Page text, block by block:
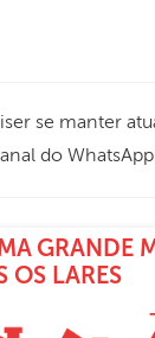
se manter
do WhatsApp
GRANDE
OS LARES